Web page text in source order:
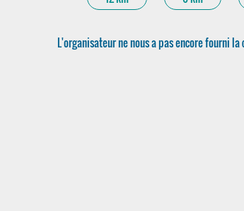
L'organisateur ne nous a pas encore fourni